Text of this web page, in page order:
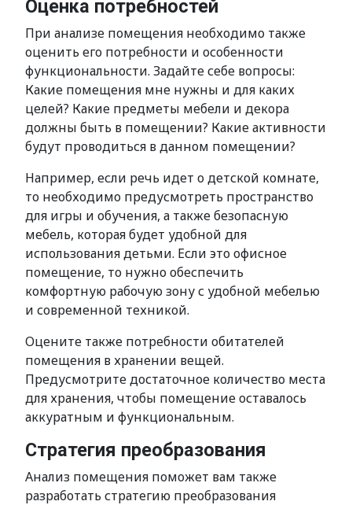
Оценка потребностей
При анализе помещения необходимо также
оценить его потребности и особенности
функциональности. Задайте себе вопросы:
Какие помещения мне нужны и для каких
целей? Какие предметы мебели и декора
должны быть в помещении? Какие активности
будут проводиться в данном помещении?
Например, если речь идет о детской комнате,
то необходимо предусмотреть пространство
для игры и обучения, а также безопасную
мебель, которая будет удобной для
использования детьми. Если это офисное
помещение, то нужно обеспечить
комфортную рабочую зону с удобной мебелью
и современной техникой.
Оцените также потребности обитателей
помещения в хранении вещей.
Предусмотрите достаточное количество места
для хранения, чтобы помещение оставалось
аккуратным и функциональным.
Стратегия преобразования
Анализ помещения поможет вам также
разработать стратегию преобразования